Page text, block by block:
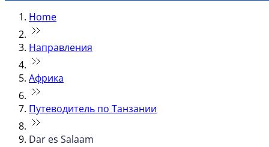
Home
Направления
Африка
Путеводитель по Танзании
Dar es Salaam